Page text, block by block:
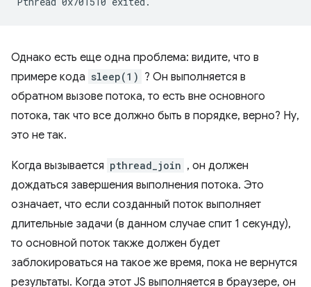
Однако есть еще одна проблема: видите, что в
примере кода sleep(1) ? Он выполняется в
обратном вызове потока, то есть вне основного
потока, так что все должно быть в порядке, верно? Ну,
это не так.
Когда вызывается pthread_join , он должен
дождаться завершения выполнения потока. Это
означает, что если созданный поток выполняет
длительные задачи (в данном случае спит 1 секунду),
то основной поток также должен будет
заблокироваться на такое же время, пока не вернутся
результаты. Когда этот JS выполняется в браузере, он